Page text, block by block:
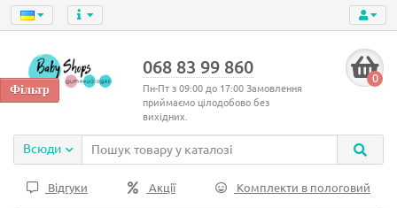
068 83 99 860
Пн-Пт з 09:00 до 17:00 Замовлення
приймаємо цілодобово без
вихідних.
0
Всюди
Відгуки Акції Комплекти в пологовий